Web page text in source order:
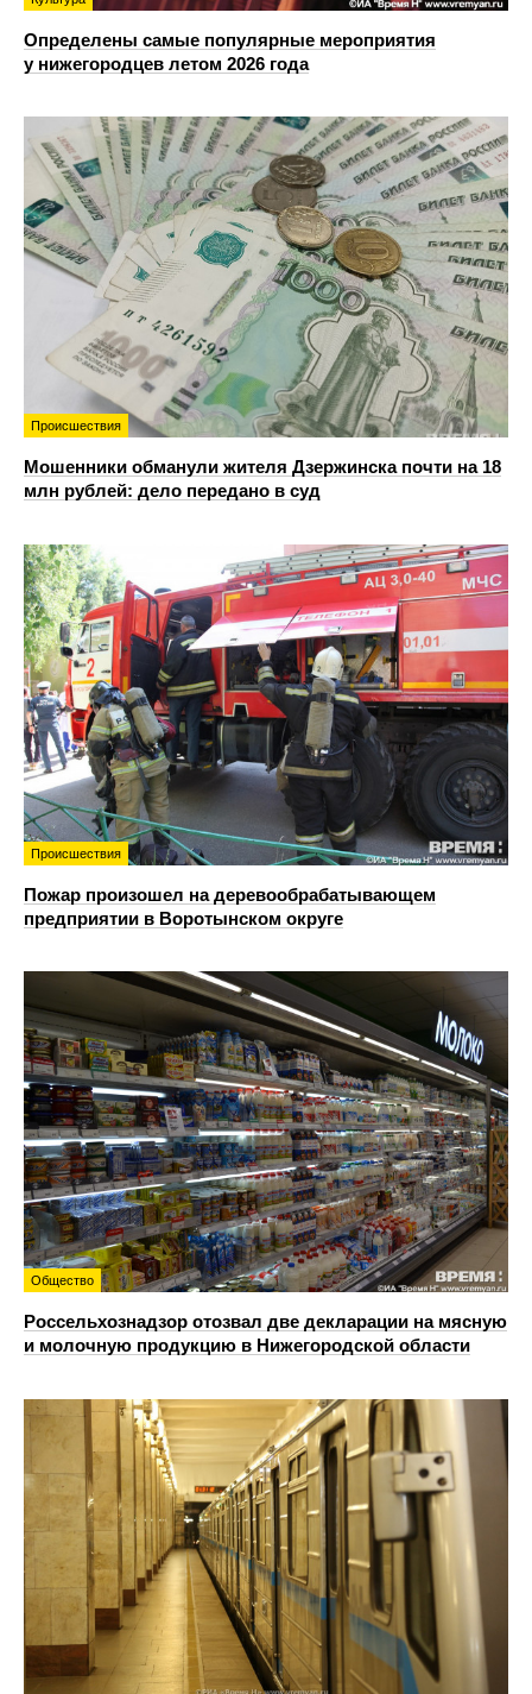
Определены самые популярные мероприятия
у нижегородцев летом 2026 года
Происшествия
Мошенники обманули жителя Дзержинска почти на 18
млн рублей: дело передано в суд
Происшествия
Пожар произошел на деревообрабатывающем
предприятии в Воротынском округе
Общество
Россельхознадзор отозвал две декларации на мясную
и молочную продукцию в Нижегородской области